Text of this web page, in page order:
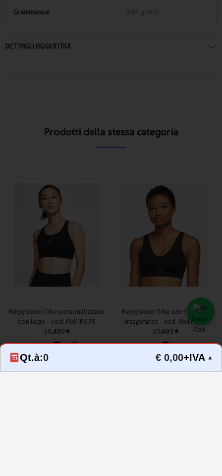
Qt.à:0 € 0,00+IVA ▲
Grammatura 290 gr/m2
DETTAGLI AGGIUNTIVI
Prodotti della stessa categoria
Reggiseno Nike personalizzato
con logo - cod. RWNK379
30,480 €
Reggiseno Nike con ferretto
traspirante - cod. RWNK381
30,480 €